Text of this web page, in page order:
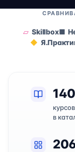
Skillbox
курсов
в